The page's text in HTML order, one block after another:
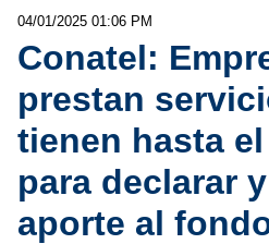
04/01/2025 01:06 PM
Conatel:
prestan
tienen hasta el
para declarar
aporte al